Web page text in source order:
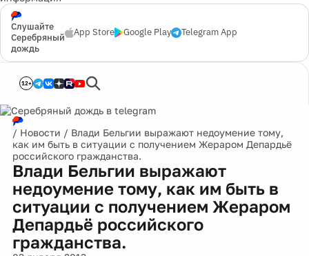
Слушайте
Серебряный
дождь
App Store Google Play Telegram App
12+
/ Новости / Влади Бельгии выражают недоумение тому,
как им быть в ситуации с получением Жераром Депардьё
российского гражданства.
Влади Бельгии выражают
недоумение тому, как им быть в
ситуации с получением Жераром
Депардьё российского
гражданства.